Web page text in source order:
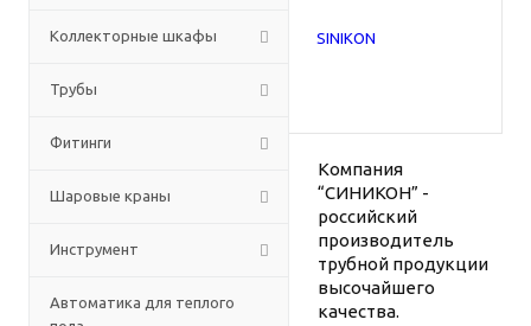
Коллекторные шкафы
Трубы
Фитинги
Шаровые краны
Инструмент
Автоматика для теплого
Компания
“СИНИКОН” -
российский
производитель
трубной продукции
высочайшего
качества.